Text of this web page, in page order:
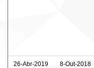
26-Abr-2019 8-Out-2018